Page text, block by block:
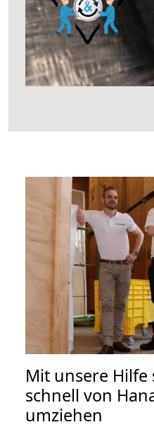
Mit unsere Hilfe
schnell von
umziehen